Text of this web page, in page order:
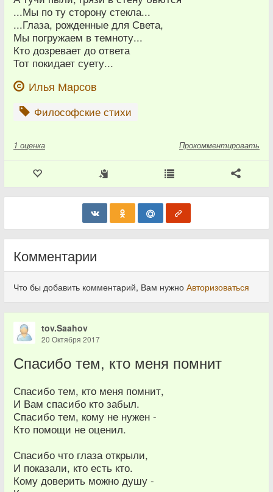
...Мы по ту сторону стекла...
...Глаза, рожденные для Света,
Мы погружаем в темноту...
Кто дозревает до ответа
Тот покидает суету...
Илья Марсов
Философские стихи
1 оценка Прокомментировать
Комментарии
Что бы добавить комментарий, Вам нужно Авторизоваться
tov.Saahov
20 Октября 2017
Спасибо тем, кто меня помнит
Спасибо тем, кто меня помнит,
И Вам спасибо кто забыл.
Спасибо тем, кому не нужен -
Кто помощи не оценил.
Спасибо что глаза открыли,
И показали, кто есть кто.
Кому доверить можно душу -